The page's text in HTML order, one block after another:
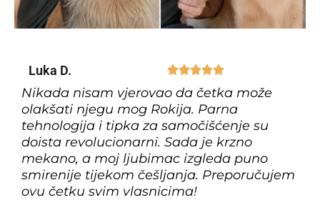
Luka D. 
Nikada nisam vjerovao da četka može
olakšati njegu mog Rokija. Parna
tehnologija i tipka za samočišćenje su
doista revolucionarni. Sada je krzno
mekano, a moj ljubimac izgleda puno
smirenije tijekom češljanja. Preporučujem
ovu četku svim vlasnicima!